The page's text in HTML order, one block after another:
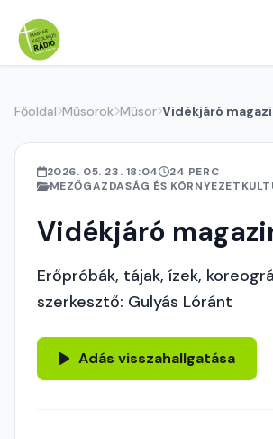
Főoldal Műsorok Műsor Vidékjáró
2026. 05. 23. 18:04
24 PERC
MEZŐGAZDASÁG ÉS
Vidékjáró
Erőpróbák, tájak, ízek,
szerkesztő: Gulyás Lóránt
Adás visszahallgatása